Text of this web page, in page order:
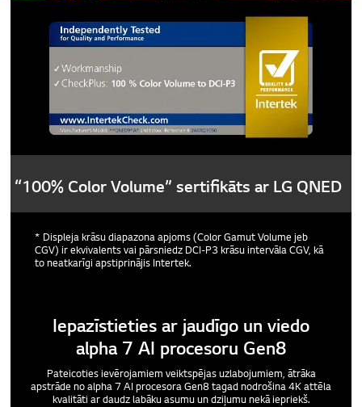
“100% Color Volume” sertifikāts ar LG QNED
* Displeja krāsu diapazona apjoms (Color Gamut Volume jeb
CGV) ir ekvivalents vai pārsniedz DCI-P3 krāsu intervāla CGV, kā
to neatkarīgi apstiprinājis Intertek.
Iepazīstieties ar jaudīgo un viedo
alpha 7 AI procesoru Gen8
Pateicoties ievērojamiem veiktspējas uzlabojumiem, ātrāka
apstrāde no alpha 7 AI procesora Gen8 tagad nodrošina 4K attēla
kvalitāti ar daudz labāku asumu un dziļumu nekā iepriekš.